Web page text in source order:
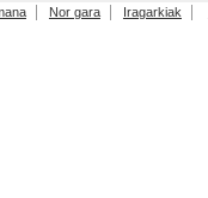
Nor gara Iragarkiak